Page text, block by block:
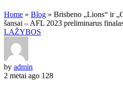
Home » Blog » Brisbeno „Lions“ ir
šansai – AFL 2023 preliminarus
LAŽYBOS
by admin
2 metai ago 128